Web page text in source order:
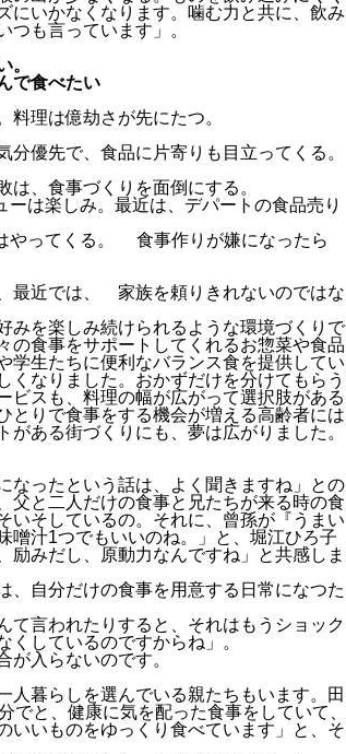
にいかなくなります。噛む力と共に、飲み
も言っています」。
。
で食べたい
理は億劫さが先にたつ。
優先で、食品に片寄りも目立ってくる。
、食事づくりを面倒にする。
は楽しみ。最近は、デパートの食品売り
やってくる。 食事作りが嫌になったら
最近では、 家族を頼りきれないのではな
みを楽しみ続けられるような環境づくりで
食事をサポートしてくれるお惣菜や食品
学生たちに便利なバランス食を提供してい
くなりました。おかずだけを分けてもらう
ビスも、料理の幅が広がって選択肢がある
とりで食事をする機会が増える高齢者には
ある街づくりにも、夢は広がりました。
なったという話は、よく聞きますね」との
と二人だけの食事と兄たちが来る時の食
いそしているの。それに、曾孫が『うまい
噌汁1つでもいいのね。」と、堀江ひろ子
励みだし、原動力なんですね」と共感しま
、自分だけの食事を用意する日常になつた
て言われたりすると、それはもうショック
しているのですからね」。
入らないのです。
人暮らしを選んでいる親たちもいます。田
と、健康に気を配った食事をしていて、
いいものをゆっくり食べています」と、そ